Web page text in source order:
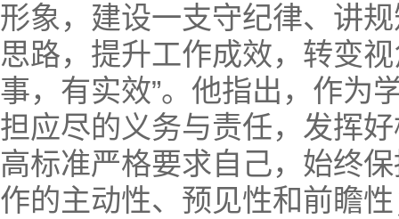
形象，建设一支守纪律、讲
思路，提升工作成效，转变
事，有实效”。他指出，作为
担应尽的义务与责任，发挥
高标准严格要求自己，始终
作的主动性、预见性和前瞻